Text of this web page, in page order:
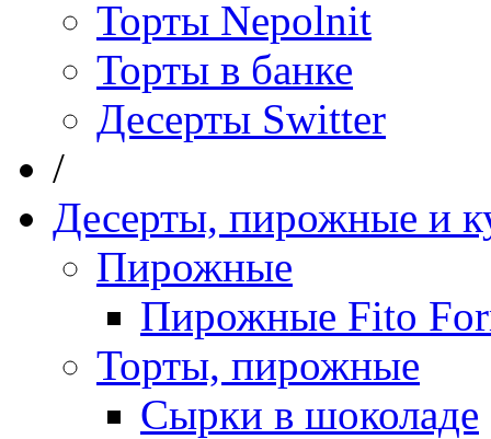
Торты Nepolnit
Торты в банке
Десерты Switter
/
Десерты, пирожные и
Пирожные
Пирожные Fito
Торты, пирожные
Сырки в шоколаде